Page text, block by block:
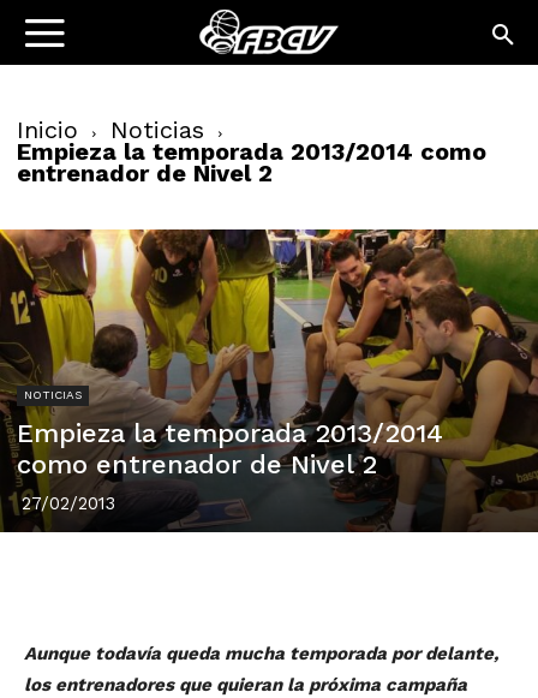
Inicio Noticias
Empieza la temporada 2013/2014 como
entrenador de Nivel 2
NOTICIAS
Empieza la temporada 2013/2014
como entrenador de Nivel 2
27/02/2013
Aunque todavía queda mucha temporada por delante,
los entrenadores que quieran la próxima campaña